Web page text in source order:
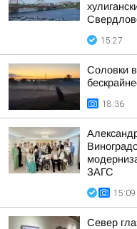
15:27
Соловки
18:36
ЗАГС
15:09
Север